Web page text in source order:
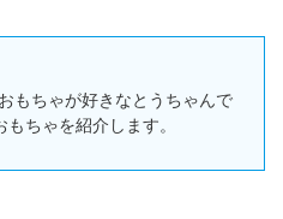
もちゃが好きなとうちゃんで
ちゃを紹介します。